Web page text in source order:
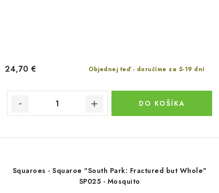
Objednej teď - doručíme za 5-19 dní
24,70 €
DO KOŠÍKA
Squaroes - Squaroe "South Park: Fractured but Whole"
SP025 - Mosquito